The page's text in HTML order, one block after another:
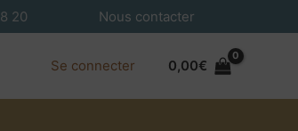
20 Nous contacter
Se connecter
0,00€